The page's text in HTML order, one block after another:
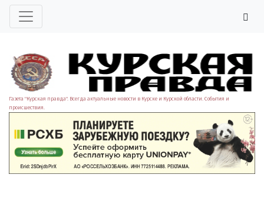
Газета "Курская правда". Всегда актуальные новости в Курске и Курской области. События и
происшествия.